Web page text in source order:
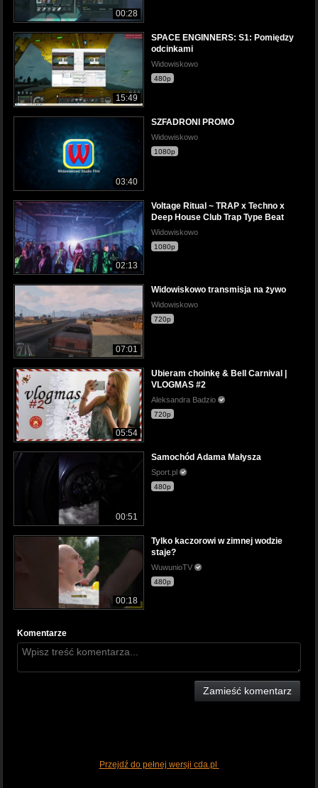
00:28
15:49
SPACE ENGINNERS: S1: Pomiędzy
odcinkami
Widowiskowo
480p
03:40
SZFADRONI PROMO
Widowiskowo
1080p
02:13
Voltage Ritual ~ TRAP x Techno x
Deep House Club Trap Type Beat
Widowiskowo
1080p
07:01
Widowiskowo transmisja na żywo
Widowiskowo
720p
05:54
Ubieram choinkę & Bell Carnival |
VLOGMAS #2
Aleksandra Badzio
720p
00:51
Samochód Adama Małysza
Sport.pl
480p
00:18
Tylko kaczorowi w zimnej wodzie
staje?
WuwunioTV
480p
Komentarze
Zamieść komentarz
Przejdź do pełnej wersji cda.pl